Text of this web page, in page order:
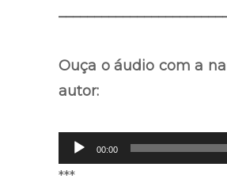
Ouça o áudio com a
autor:
Tocador
áudio
00:00
***